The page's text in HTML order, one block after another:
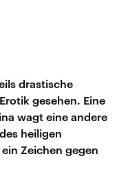
drastische
gesehen. Eine
wagt eine andere
heiligen
Zeichen gegen